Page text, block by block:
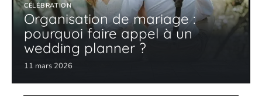
CÉLÉBRATION
Organisation de mariage :
pourquoi faire appel à un
wedding planner ?
11 mars 2026